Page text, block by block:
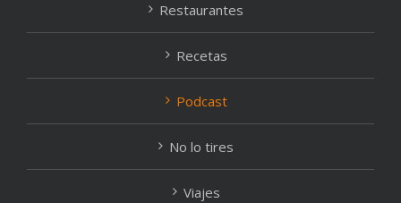
Restaurantes
Recetas
Podcast
No lo tires
Viajes